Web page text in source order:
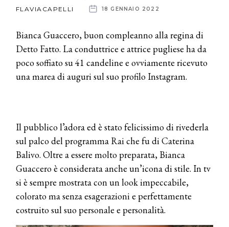
FLAVIACAPELLI 18 GENNAIO 2022
Bianca Guaccero, buon compleanno alla regina di
Detto Fatto. La conduttrice e attrice pugliese ha da
poco soffiato su 41 candeline e ovviamente ricevuto
una marea di auguri sul suo profilo Instagram.
Il pubblico l’adora ed è stato felicissimo di rivederla
sul palco del programma Rai che fu di Caterina
Balivo. Oltre a essere molto preparata, Bianca
Guaccero è considerata anche un’icona di stile. In tv
si è sempre mostrata con un look impeccabile,
colorato ma senza esagerazioni e perfettamente
costruito sul suo personale e personalità.